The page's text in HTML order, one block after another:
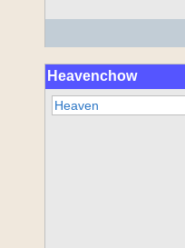
Heavenchow
Heaven